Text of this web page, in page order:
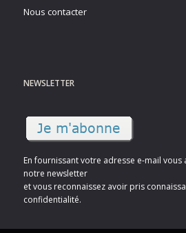
Nous contacter
NEWSLETTER
En fournissant votre adresse e-mail
notre newsletter
et vous reconnaissez avoir pris
confidentialité.